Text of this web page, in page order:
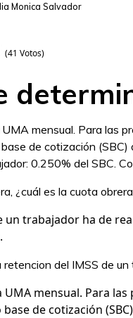
Monica Salvador
(41 Votos)
mensual. Para las
base de cotización (SBC)
0.250% del SBC.
¿cuál es la cuota
un trabajador ha de
retencion del IMSS de
UMA mensual. Para
de cotización